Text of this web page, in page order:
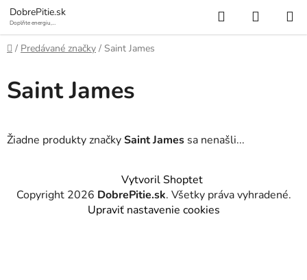
Prejsť
na
obsah
DobrePitie.sk
Doplňte energiu,
Hľadať
KOŠÍK
Domov
/ Predávané značky / Saint James
Saint James
Žiadne produkty značkySaint James sa nenašli...
Vytvoril Shoptet
Copyright 2026 DobrePitie.sk. Všetky práva vyhradené.
Upraviť nastavenie cookies